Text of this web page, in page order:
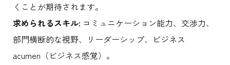
くことが期待されます。
求められるスキル: コミュニケーション能力、交渉力、
部門横断的な視野、リーダーシップ、ビジネス
acumen（ビジネス感覚）。